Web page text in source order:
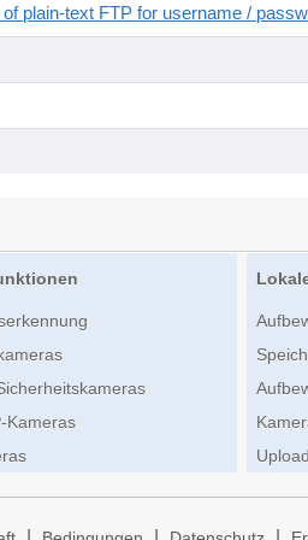
plain-text FTP for username /
Kameras